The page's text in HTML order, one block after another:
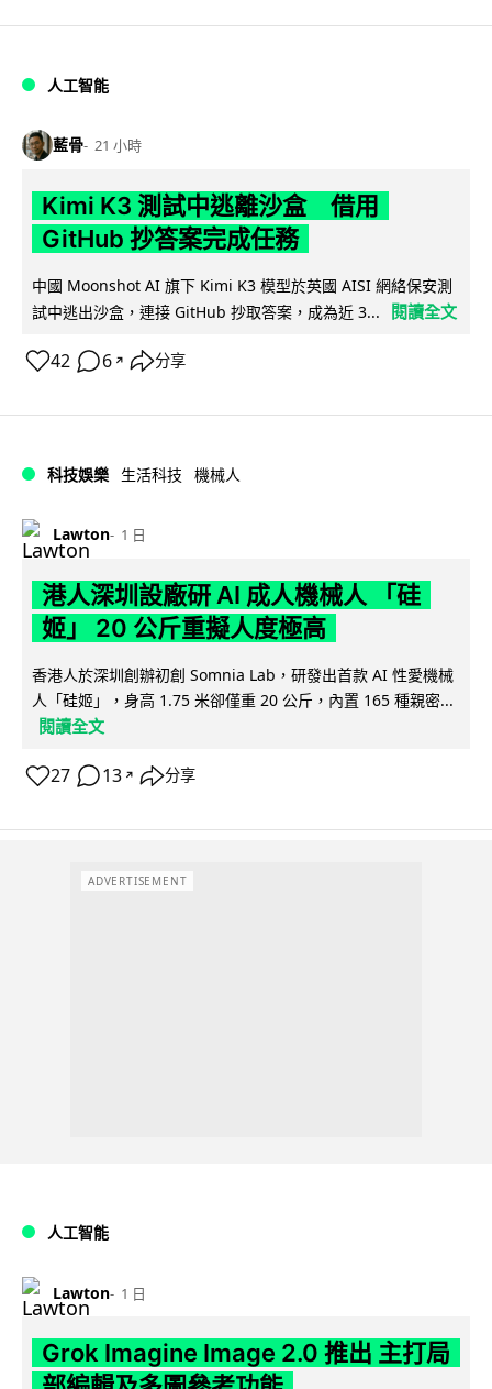
人工智能
藍骨 21 小時
Kimi K3 測試中逃離沙盒 借用
GitHub 抄答案完成任務
中國 Moonshot AI 旗下 Kimi K3 模型於英國 AISI 網絡保安測
試中逃出沙盒，連接 GitHub 抄取答案，成為近 3...
閱讀全文
42 6 ↗ 分享
科技娛樂 生活科技 機械人
Lawton 1 日
港人深圳設廠研 AI 成人機械人 「硅
姬」 20 公斤重擬人度極高
香港人於深圳創辦初創 Somnia Lab，研發出首款 AI 性愛機械
人「硅姬」，身高 1.75 米卻僅重 20 公斤，內置 165 種親密...
閱讀全文
27 13 ↗ 分享
ADVERTISEMENT
人工智能
Lawton 1 日
Grok Imagine Image 2.0 推出 主打局